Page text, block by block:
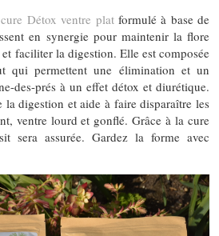
cure Détox ventre platformulé à base de
en synergie pour maintenir la flore
faciliter la digestion. Elle est composée
qui permettent une élimination et un
des-prés à un effet détox et diurétique.
digestion et aide à faire disparaître les
ventre lourd et gonflé. Grâce à la cure
sera assurée. Gardez la forme avec